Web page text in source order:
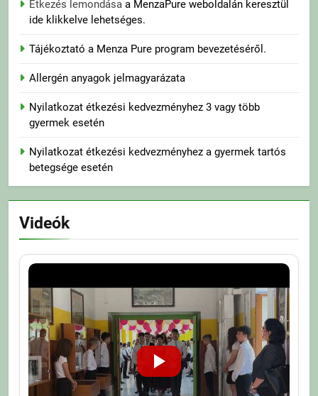
Étkezés lemondása a MenzaPure weboldalán keresztül
ide klikkelve lehetséges.
Tájékoztató a Menza Pure program bevezetéséről.
Allergén anyagok jelmagyarázata
Nyilatkozat étkezési kedvezményhez 3 vagy több
gyermek esetén
Nyilatkozat étkezési kedvezményhez a gyermek tartós
betegsége esetén
Videók